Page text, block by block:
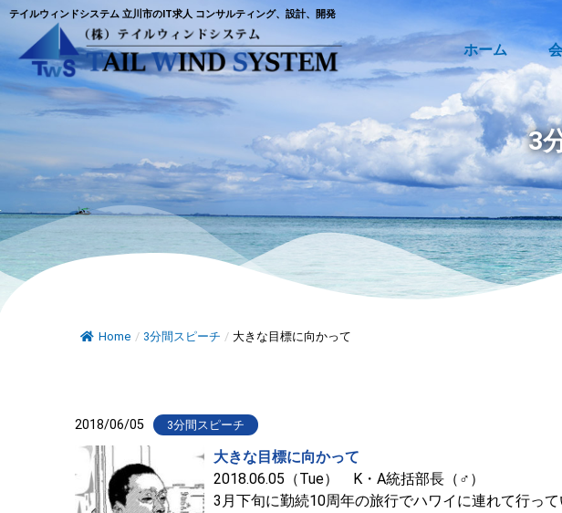
テイルウィンドシステム 立川市のIT求人 コンサルティング、設計、開発
ホーム
3
Home / 3分間スピーチ / 大きな目標に向かって
2018/06/05 3分間スピーチ
大きな目標に向かって
2018.06.05（Tue） K・A統括部長（♂）
3月下旬に勤続10周年の旅行でハワイに連れて行って